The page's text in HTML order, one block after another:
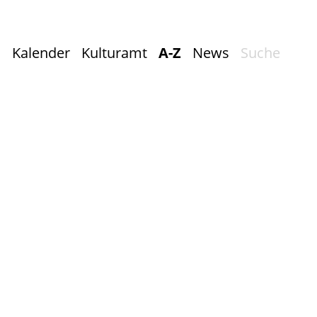
Kalender Kulturamt A-Z News Suche